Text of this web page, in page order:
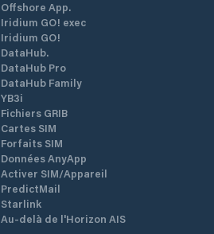
Offshore App.
Iridium GO! exec
Iridium GO!
DataHub.
DataHub Pro
DataHub Family
YB3i
Fichiers GRIB
Cartes SIM
Forfaits SIM
Données AnyApp
Activer SIM/Appareil
PredictMail
Starlink
Au-delà de l'Horizon AIS